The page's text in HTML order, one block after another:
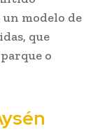
modelo de
que
o